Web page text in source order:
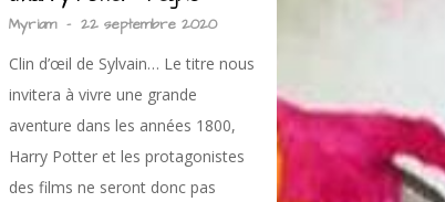
Myriam - 22 septembre 2020
Clin d’œil de Sylvain… Le titre nous
invitera à vivre une grande
aventure dans les années 1800,
Harry Potter et les protagonistes
des films ne seront donc pas